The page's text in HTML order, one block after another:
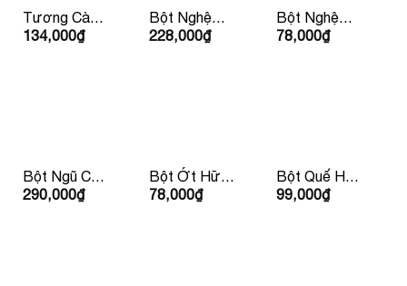
Tương Cà
Ketchup Hữu
134,000₫
Bột Nghệ
Hữu Cơ
228,000₫
Bột Nghệ
Hữu Cơ 30g
78,000₫
Bột Ngũ Cốc
Hàn Quốc
290,000₫
Bột Ớt Hữu
Cơ 30g
78,000₫
Bột Quế Hữu
Cơ 30g
99,000₫